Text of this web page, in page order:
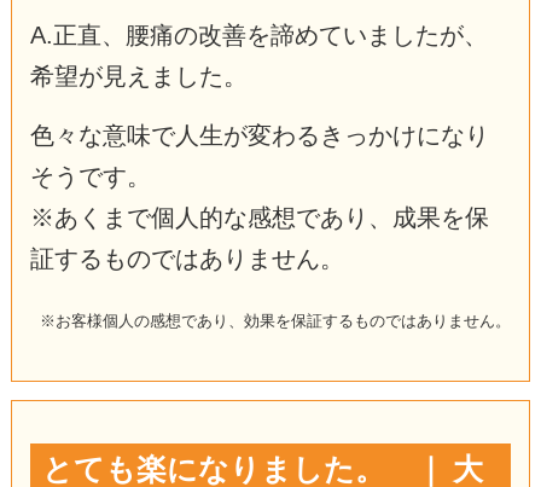
A.正直、腰痛の改善を諦めていましたが、
希望が見えました。
色々な意味で人生が変わるきっかけになり
そうです。
※あくまで個人的な感想であり、成果を保
証するものではありません。
※お客様個人の感想であり、効果を保証するものではありません。
とても楽になりました。 ｜ 大